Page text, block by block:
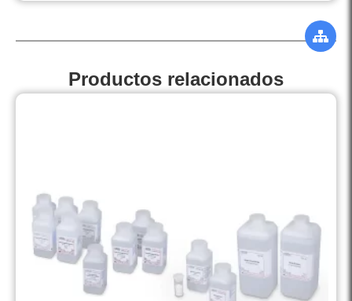
Productos relacionados